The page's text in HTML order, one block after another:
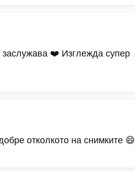
заслужава ❤️ Изглежда супер
отколкото на снимките 😄